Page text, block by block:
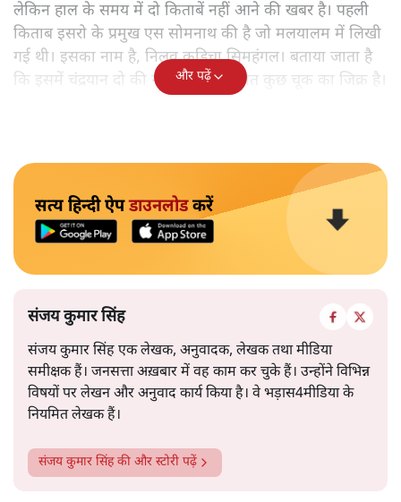
लेकिन हाल के समय में दो किताबें नहीं आने की खबर है। पहली
किताब इसरो के प्रमुख एस सोमनाथ की है जो मलयालम में लिखी
गई थी। इसका नाम है, निलवु कुडिचा सिमहंगल। बताया जाता है
कि इसमें चंद्रयान दो की नाकामी से संबंधित कुछ चूक का जिक्र है।
और पढ़ें
सत्य हिन्दी ऐपडाउनलोडकरें
संजय कुमार सिंह
संजय कुमार सिंह एक लेखक, अनुवादक, लेखक तथा मीडिया
समीक्षक हैं। जनसत्ता अख़बार में वह काम कर चुके हैं। उन्होंने विभिन्न
विषयों पर लेखन और अनुवाद कार्य किया है। वे भड़ास4मीडिया के
नियमित लेखक हैं।
संजय कुमार सिंहकी और स्टोरी पढ़ें